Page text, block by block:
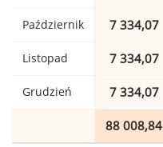
Październik 7 334,07
Listopad 7 334,07
Grudzień 7 334,07
88 008,84